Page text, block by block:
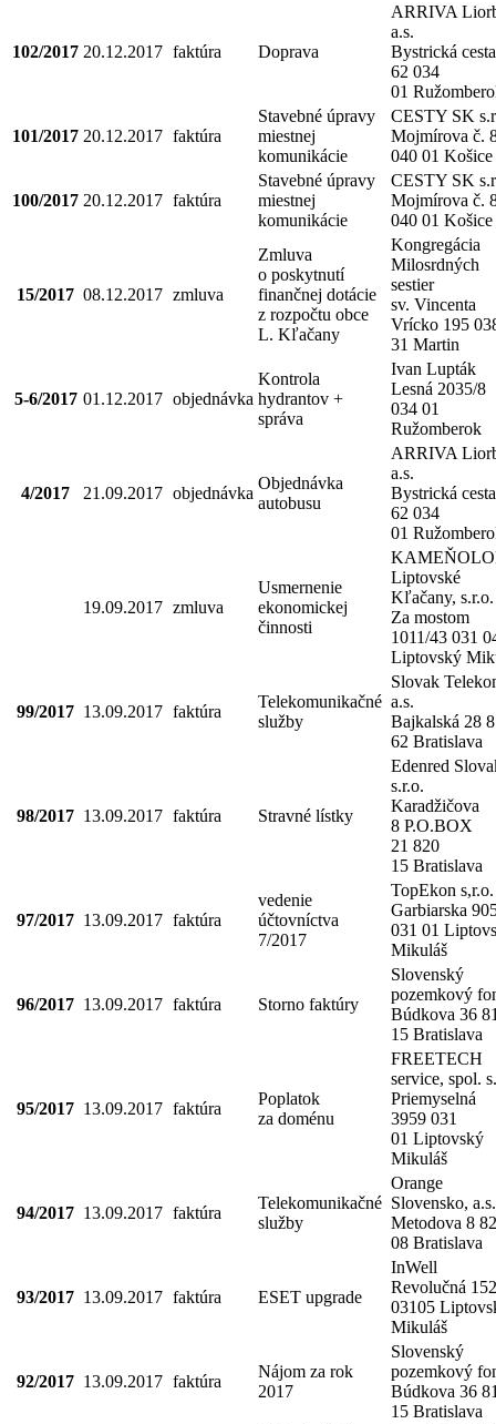
102/2017 20.12.2017 faktúra Doprava
ARRIVA
a.s.
Bystrická cesta
62 034
01
101/2017 20.12.2017 faktúra
Stavebné úpravy
miestnej
komunikácie
CESTY SK
Mojmírova č.
040 01 Košice
100/2017 20.12.2017 faktúra
Stavebné úpravy
miestnej
komunikácie
CESTY SK
Mojmírova č.
040 01 Košice
15/2017 08.12.2017 zmluva
Zmluva
o poskytnutí
finančnej dotácie
z rozpočtu obce
L. Kľačany
Kongregácia
Milosrdných
sestier
sv. Vincenta
Vrícko 195
31 Martin
5-6/2017 01.12.2017 objednávka
Kontrola
hydrantov +
správa
Ivan Lupták
Lesná 2035/8
034 01
Ružomberok
4/2017 21.09.2017 objednávka
Objednávka
autobusu
ARRIVA
a.s.
Bystrická cesta
62 034
01
19.09.2017 zmluva
Usmernenie
ekonomickej
činnosti
Liptovské
Kľačany, s.r.o.
Za mostom
1011/43 031
Liptovský
99/2017 13.09.2017 faktúra
Telekomunikačné
služby
Slovak
a.s.
Bajkalská 28
62 Bratislava
98/2017 13.09.2017 faktúra Stravné lístky
Edenred
s.r.o.
Karadžičova
8 P.O.BOX
21 820
15 Bratislava
97/2017 13.09.2017 faktúra
vedenie
účtovníctva
7/2017
TopEkon s,r.o.
Garbiarska
031 01
Mikuláš
96/2017 13.09.2017 faktúra Storno faktúry
Slovenský
pozemkový
Búdkova 36
15 Bratislava
95/2017 13.09.2017 faktúra
Poplatok
za doménu
FREETECH
service, spol.
Priemyselná
3959 031
01 Liptovský
Mikuláš
94/2017 13.09.2017 faktúra
Telekomunikačné
služby
Orange
Slovensko, a.s.
Metodova 8
08 Bratislava
93/2017 13.09.2017 faktúra ESET upgrade
InWell
Revolučná
03105
Mikuláš
92/2017 13.09.2017 faktúra
Nájom za rok
2017
Slovenský
pozemkový
Búdkova 36
15 Bratislava